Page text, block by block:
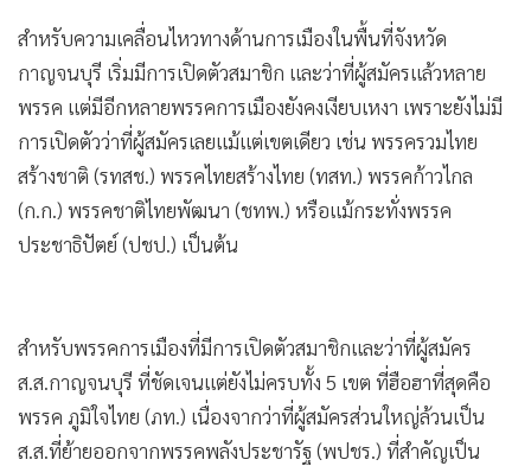
•
Factcheck
News1
• Gotomanager
สำหรับความเคลื่อนไหวทางด้านการเมืองในพื้นที่จังหวัด
กาญจนบุรี เริ่มมีการเปิดตัวสมาชิก และว่าที่ผู้สมัครแล้วหลาย
พรรค แต่มีอีกหลายพรรคการเมืองยังคงเงียบเหงา เพราะยังไม่มี
การเปิดตัวว่าที่ผู้สมัครเลยแม้แต่เขตเดียว เช่น พรรครวมไทย
สร้างชาติ (รทสช.) พรรคไทยสร้างไทย (ทสท.) พรรคก้าวไกล
(ก.ก.) พรรคชาติไทยพัฒนา (ชทพ.) หรือแม้กระทั่งพรรค
ประชาธิปัตย์ (ปชป.) เป็นต้น
สำหรับพรรคการเมืองที่มีการเปิดตัวสมาชิกและว่าที่ผู้สมัคร
ส.ส.กาญจนบุรี ที่ชัดเจนแต่ยังไม่ครบทั้ง 5 เขต ที่ฮือฮาที่สุดคือ
พรรค ภูมิใจไทย (ภท.) เนื่องจากว่าที่ผู้สมัครส่วนใหญ่ล้วนเป็น
ส.ส.ที่ย้ายออกจากพรรคพลังประชารัฐ (พปชร.) ที่สำคัญเป็น